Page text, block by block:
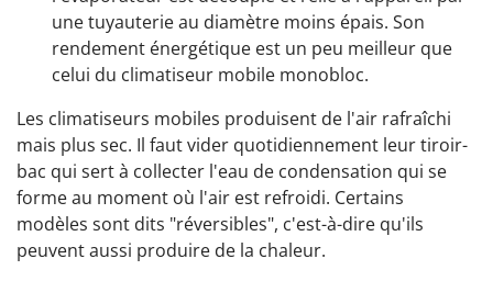
une tuyauterie au diamètre moins épais. Son
rendement énergétique est un peu meilleur que
celui du climatiseur mobile monobloc.
Les climatiseurs mobiles produisent de l'air rafraîchi
mais plus sec. Il faut vider quotidiennement leur tiroir-
bac qui sert à collecter l'eau de condensation qui se
forme au moment où l'air est refroidi. Certains
modèles sont dits "réversibles", c'est-à-dire qu'ils
peuvent aussi produire de la chaleur.